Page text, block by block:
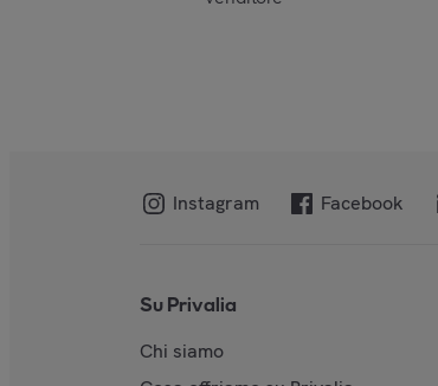
Instagram Facebook
Su Privalia
Chi siamo